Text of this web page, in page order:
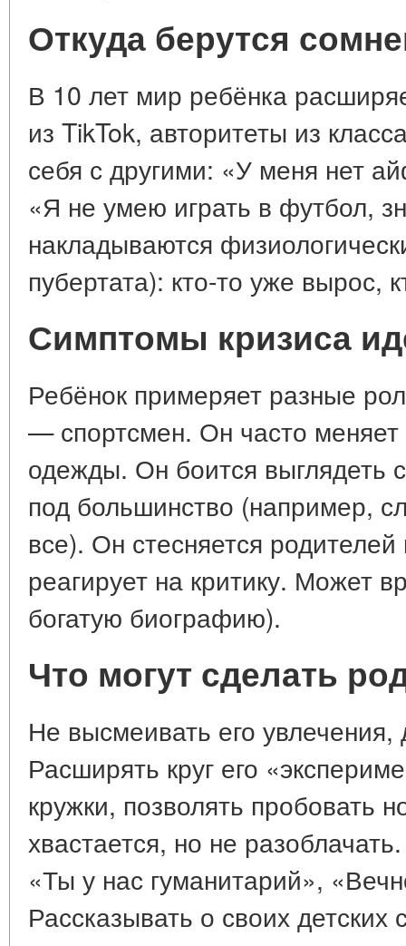
Откуда берутся
В 10 лет мир ребёнка
из TikTok, авторитеты из
себя с другими: «У меня нет
«Я не умею играть в футбол,
накладываются
пубертата): кто-то уже вырос,
Симптомы кризиса
Ребёнок примеряет разные
— спортсмен. Он часто меняет
одежды. Он боится выглядеть
под большинство (например,
все). Он стесняется
реагирует на критику. Может
богатую биографию).
Что могут сделать
Не высмеивать его
Расширять круг его
кружки, позволять пробовать
хвастается, но не
«Ты у нас гуманитарий»,
Рассказывать о своих детских